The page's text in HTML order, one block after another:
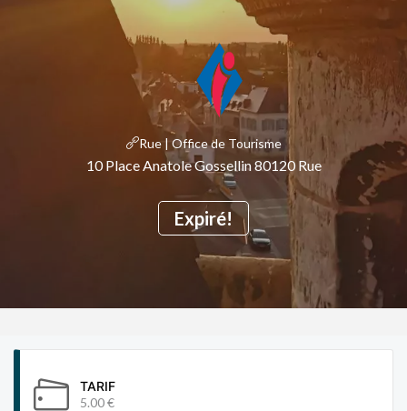
Expiré!
Rue | Office de Tourisme
10 Place Anatole Gossellin 80120 Rue
TARIF
5.00 €